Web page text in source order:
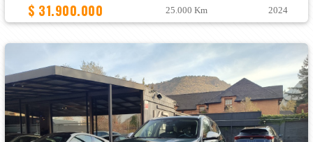
$ 31.900.000 25.000 Km 2024